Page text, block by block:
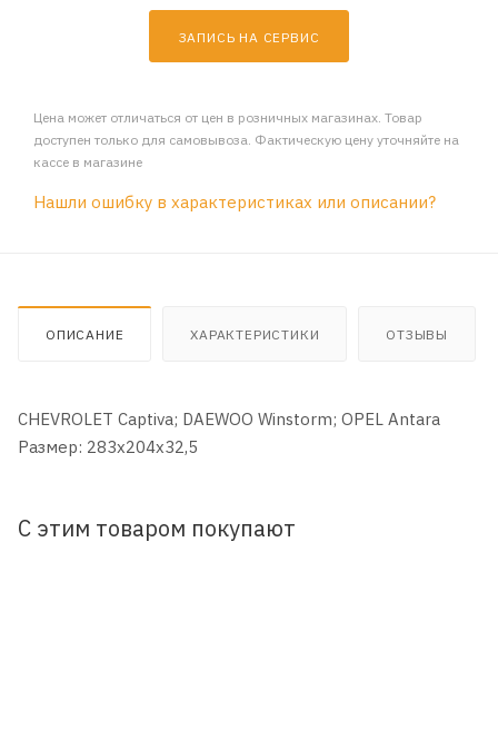
ЗАПИСЬ НА СЕРВИС
Цена может отличаться от цен в розничных магазинах. Товар
доступен только для самовывоза. Фактическую цену уточняйте на
кассе в магазине
Нашли ошибку в характеристиках или описании?
ОПИСАНИЕ ХАРАКТЕРИСТИКИ ОТЗЫВЫ
CHEVROLET Captiva; DAEWOO Winstorm; OPEL Antara
Размер: 283x204x32,5
С этим товаром покупают